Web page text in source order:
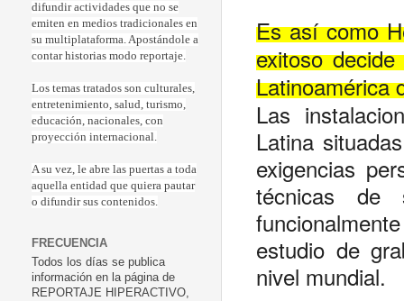
Es así como
exitoso
Latinoamérica
Las
Latina
exigencias
técnicas de
estudio de
nivel mundial.
difundir actividades que no se
emiten en medios tradicionales en
su multiplataforma. Apostándole a
contar historias modo reportaje.
Los temas tratados son culturales,
entretenimiento, salud, turismo,
educación, nacionales, con
proyección internacional.
A su vez, le abre las puertas a toda
aquella entidad que quiera pautar
o difundir sus contenidos.
FRECUENCIA
Todos los días se publica
información en la página de
REPORTAJE HIPERACTIVO,